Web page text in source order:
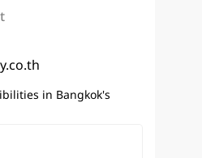
in Bangkok's